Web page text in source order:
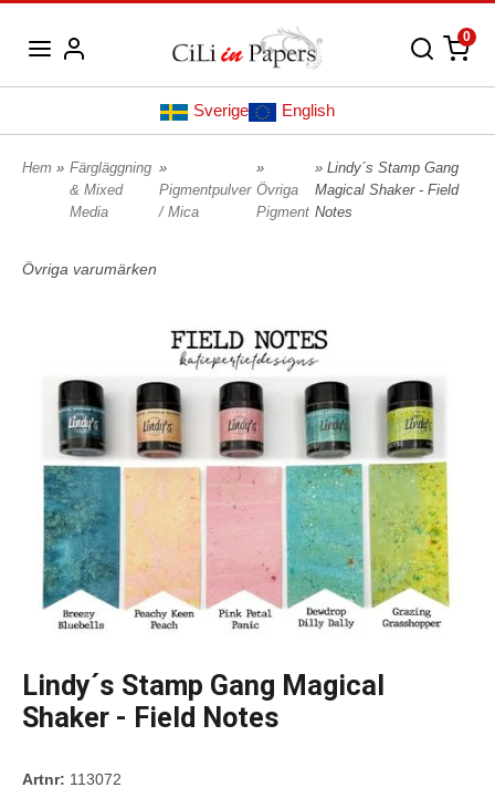
0
Sverige English
Hem » Färgläggning
& Mixed
Media
»
Pigmentpulver
/ Mica
»
Övriga
Pigment
» Lindy´s Stamp Gang
Magical Shaker - Field
Notes
Övriga varumärken
Lindy´s Stamp Gang Magical
Shaker - Field Notes
Artnr: 113072